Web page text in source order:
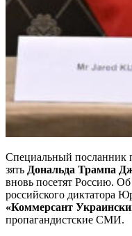
Специальный посланник
зять Дональда Трампа
вновь посетят Россию.
российского диктатора
«Коммерсант
пропагандистские СМИ.